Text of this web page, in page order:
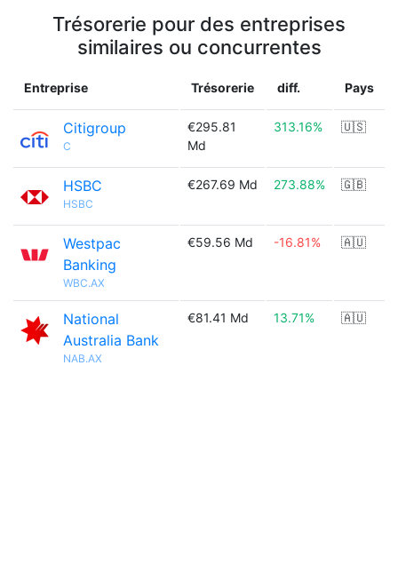
Trésorerie pour des entreprises
similaires ou concurrentes
Entreprise Trésorerie diff. Pays
Citigroup
C
€295.81
Md
313.16% 🇺🇸
HSBC
HSBC
€267.69 Md 273.88% 🇬🇧
Westpac
Banking
WBC.AX
€59.56 Md -16.81% 🇦🇺
National
Australia Bank
NAB.AX
€81.41 Md 13.71% 🇦🇺